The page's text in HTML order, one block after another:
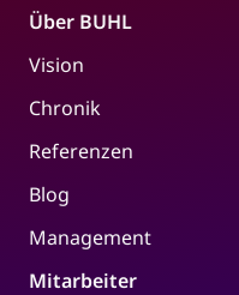
Über BUHL
Vision
Chronik
Referenzen
Blog
Management
Mitarbeiter